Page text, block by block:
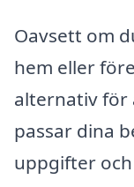
Oavsett om
hem eller
alternativ för
passar dina
uppgifter